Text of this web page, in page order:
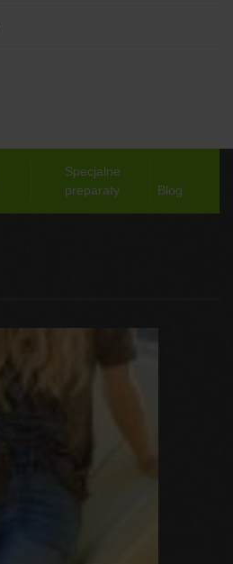
Specjalne
preparaty
Blog